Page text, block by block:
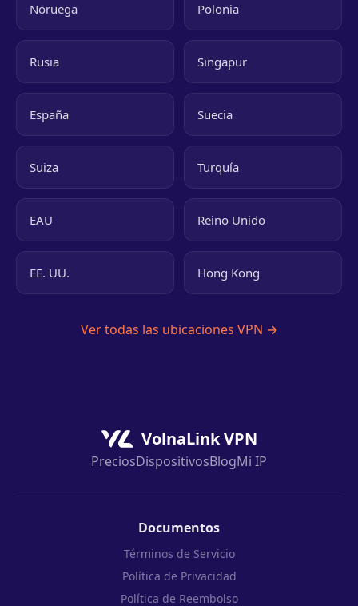
Noruega Polonia
Rusia Singapur
España Suecia
Suiza Turquía
EAU Reino Unido
EE. UU. Hong Kong
Ver todas las ubicaciones VPN →
VolnaLink VPN
PreciosDispositivosBlogMi IP
Documentos
Términos de Servicio
Política de Privacidad
Política de Reembolso